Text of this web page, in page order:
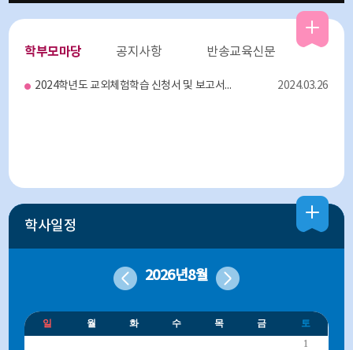
학부모마당
2024학년도 교외체험학습 신청서 및 보고서 양식 안내 2024.03.26
공지사항 반송교육신문
학사일정
2026년8월
일 월 화 수 목 금
토
1